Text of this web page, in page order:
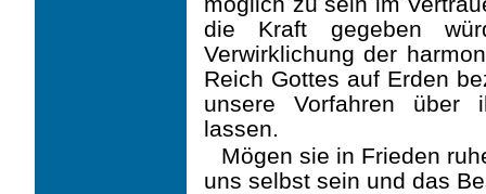
die Kraft gegeben
Verwirklichung der
Reich Gottes auf Erden
unsere Vorfahren über
lassen.
Mögen sie in Frieden
uns selbst sein und das